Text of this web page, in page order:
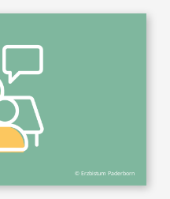
© Erzbistum Paderborn